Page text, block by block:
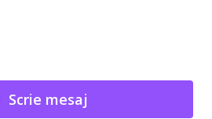
Scrie mesaj